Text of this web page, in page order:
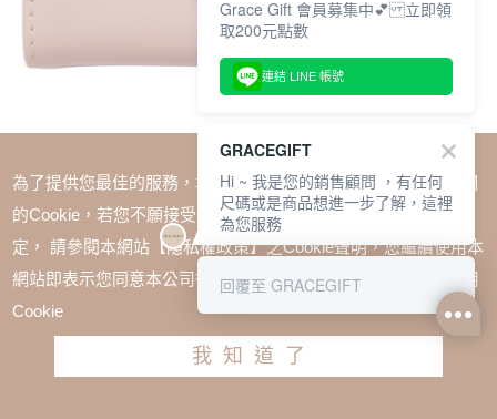
SALE
小魔女DoReMi-精靈多多三折短夾 粉
TWD $880
為了提供您最佳的服務，本網站會在您的電腦中放置並取用我們
的Cookie，若您不願接受Cookie時應如何變更電腦的Cookie設
定， 請參閱本網站【隱私權政策】之Cookie聲明，您繼續使用本
網站即表示您同意本公司得按本網站使用條款之Cookie聲明使用
Cookie
我知道了
Grace Gift 會員募集中💕 立即領
取200元點數
連結 LINE 帳號
GRACEGIFT
Hi ~ 我是您的銷售顧問 ，有任何
尺碼或是商品想進一步了解，這裡
為您服務
回覆至 GRACEGIFT